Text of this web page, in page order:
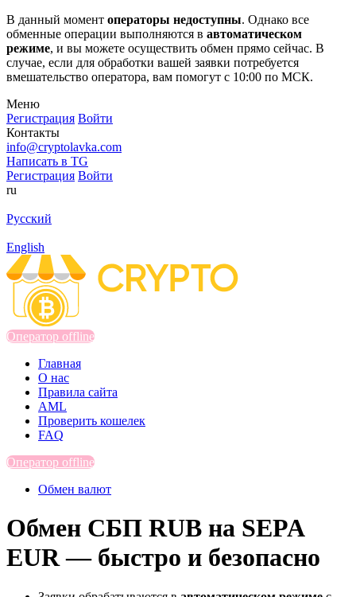
В данный момент операторы недоступны. Однако все
обменные операции выполняются в автоматическом
режиме, и вы можете осуществить обмен прямо сейчас. В
случае, если для обработки вашей заявки потребуется
вмешательство оператора, вам помогут с 10:00 по МСК.
Меню
Регистрация Войти
Контакты
info@cryptolavka.com
Написать в TG
Регистрация Войти
ru
Русский
English
Оператор offline
Главная
О нас
Правила сайта
AML
Проверить кошелек
FAQ
Оператор offline
Обмен валют
Обмен СБП RUB на SEPA
EUR — быстро и безопасно